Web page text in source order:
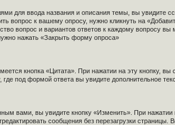
для ввода названия и описания темы, вы увидите
вопрос к вашему опросу, нужно кликнуть на
вопрос и вариантов ответов к каждому вопросу
нажать «Закрыть форму опроса»
кнопка «Цитата». При нажатии на эту кнопку,
где под формой ответа вы увидите дополнительное
вами, вы увидите кнопку «Изменить». При нажатии
сообщения без перезагрузки